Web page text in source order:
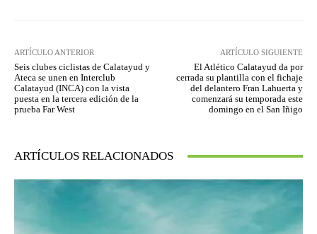
ARTÍCULO ANTERIOR
Seis clubes ciclistas de Calatayud y
Ateca se unen en Interclub
Calatayud (INCA) con la vista
puesta en la tercera edición de la
prueba Far West
ARTÍCULO SIGUIENTE
El Atlético Calatayud da por
cerrada su plantilla con el fichaje
del delantero Fran Lahuerta y
comenzará su temporada este
domingo en el San Iñigo
ARTÍCULOS RELACIONADOS